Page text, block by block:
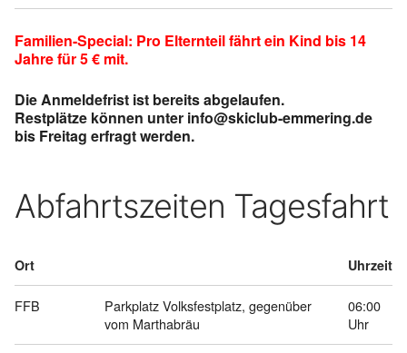
Familien-Special: Pro Elternteil fährt ein Kind bis 14
Jahre für 5 € mit.
Die Anmeldefrist ist bereits abgelaufen.
Restplätze können unter info@skiclub-emmering.de
bis Freitag erfragt werden.
Abfahrtszeiten Tagesfahrt
Ort Uhrzeit
FFB
Parkplatz Volksfestplatz, gegenüber
vom Marthabräu
06:00
Uhr